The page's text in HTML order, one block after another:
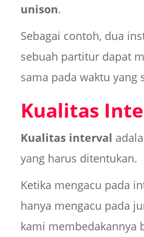
unison.
Sebagai contoh, dua
sebuah partitur dapat
sama pada waktu yang
Kualitas
Kualitas interval
yang harus ditentukan.
Ketika mengacu pada
hanya mengacu pada
kami membedakannya